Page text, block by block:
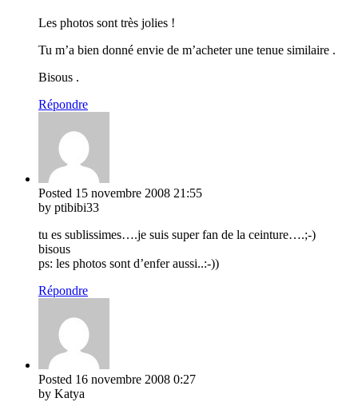
Les photos sont très jolies !
Tu m’a bien donné envie de m’acheter une tenue similaire .
Bisous .
Répondre
Posted 15 novembre 2008 21:55
by ptibibi33
tu es sublissimes….je suis super fan de la ceinture….;-)
bisous
ps: les photos sont d’enfer aussi..:-))
Répondre
Posted 16 novembre 2008 0:27
by Katya